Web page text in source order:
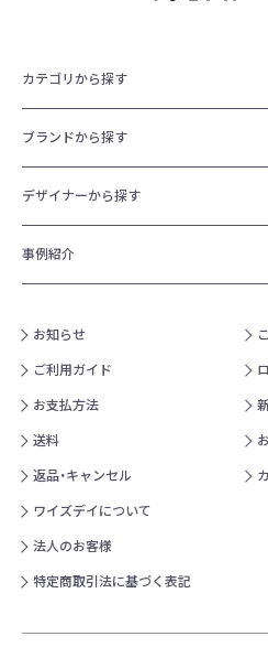
カテゴリから探す
ブランドから探す
デザイナーから探す
事例紹介
お知らせ
ご利用ガイド
お支払方法
送料
返品・キャンセル
ワイズデイについて
法人のお客様
特定商取引法に基づく表記